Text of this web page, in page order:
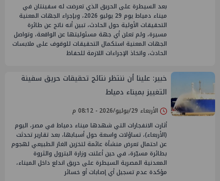
بعد السيطرة على الحريق الذي تعرضت له سفينتان في
ميناء دمياط يوم 29 يوليو 2026، وبإجراء الجهات المعنية
التحقيقات الأولية حول الحادث، تبين أنه ناتج عن طائرة
مسيرة، ولم تعلن أي جهة مسئوليتها عن الواقعة، وتواصل
الجهات المعنية استكمال التحقيقات للوقوف على ملابسات
الحادث، واتخاذ الإجراءات اللازمة للحفاظ
خبير: علينا أن ننتظر نتائج تحقيقات حريق سفينة
التغييز بميناء دمياط
الأربعاء 29/يوليو/2026 - 08:12 م
أثارت الانفجارات التي شهدها ميناء دمياط في مصر، اليوم
(الأربعاء)، تساؤلات واسعة حول أسبابها، بعد تقارير تحدثت
عن احتمال تعرض منشأة عائمة لتخزين الغاز الطبيعي لهجوم
بطائرة مسيّرة، في حين أعلنت وزارة البترول والثروة
المعدنية المصرية السيطرة على حريق اندلع داخل الميناء،
مؤكدة عدم تسجيل أي إصابات أو خسائر